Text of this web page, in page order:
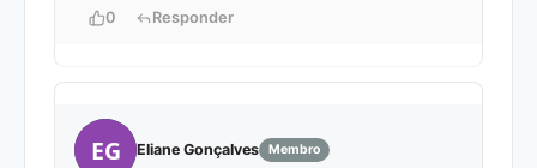
0 Responder
EG Eliane Gonçalves Membro